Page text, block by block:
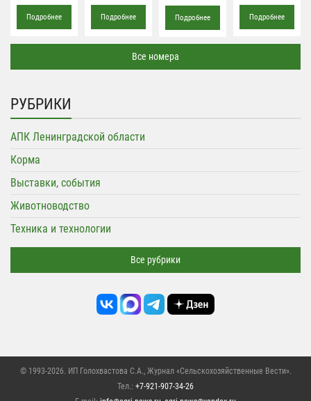
Подробнее Подробнее Подробнее Подробнее
Все номера
РУБРИКИ
АПК Ленинградской области
Корма
Выставки, события
Животноводство
Техника и технологии
Все рубрики
© 1993-2026. ИП Голохвастова С.А., Журнал «Сельскохозяйственные Вести».
Тел.: +7-921-907-34-26